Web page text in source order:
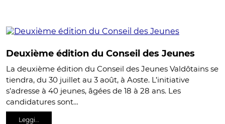
Deuxième édition du Conseil des Jeunes
La deuxième édition du Conseil des Jeunes Valdôtains se
tiendra, du 30 juillet au 3 août, à Aoste. L’initiative
s’adresse à 40 jeunes, âgées de 18 à 28 ans. Les
candidatures sont…
Leggi…